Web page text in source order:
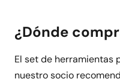
¿Dónde
El set de herramientas
nuestro socio